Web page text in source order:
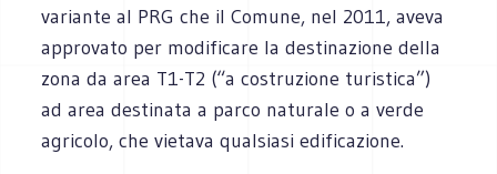
variante al PRG che il Comune, nel 2011, aveva
approvato per modificare la destinazione della
zona da area T1-T2 (“a costruzione turistica”)
ad area destinata a parco naturale o a verde
agricolo, che vietava qualsiasi edificazione.